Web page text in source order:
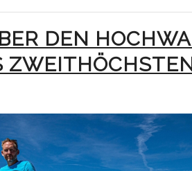
DEN